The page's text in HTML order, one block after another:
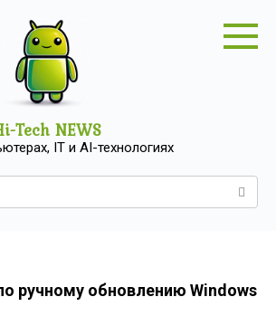
Tech NEWS
IT и AI-технологиях
ручному обновлению Windows